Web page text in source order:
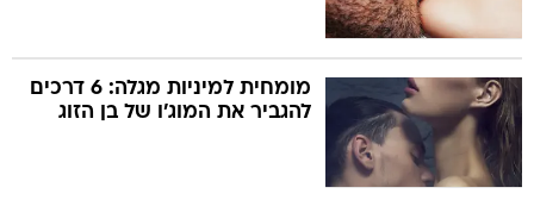
מומחית למיניות מגלה: 6 דרכים
להגביר את המוג'ו של בן הזוג